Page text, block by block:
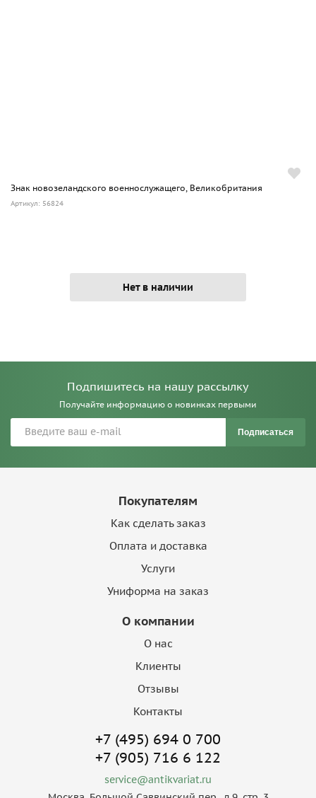
Знак новозеландского военнослужащего, Великобритания
Артикул: 56824
Нет в наличии
Подпишитесь на нашу рассылку
Получайте информацию о новинках первыми
Подписаться
Покупателям
Как сделать заказ
Оплата и доставка
Услуги
Униформа на заказ
О компании
О нас
Клиенты
Отзывы
Контакты
+7 (495) 694 0 700
+7 (905) 716 6 122
service@antikvariat.ru